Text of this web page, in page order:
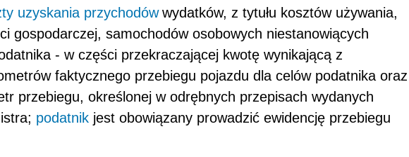
uzyskania przychodów wydatków, z tytułu kosztów używania,
gospodarczej, samochodów osobowych niestanowiących
- w części przekraczającej kwotę wynikającą z
faktycznego przebiegu pojazdu dla celów podatnika oraz
przebiegu, określonej w odrębnych przepisach wydanych
podatnik jest obowiązany prowadzić ewidencję przebiegu